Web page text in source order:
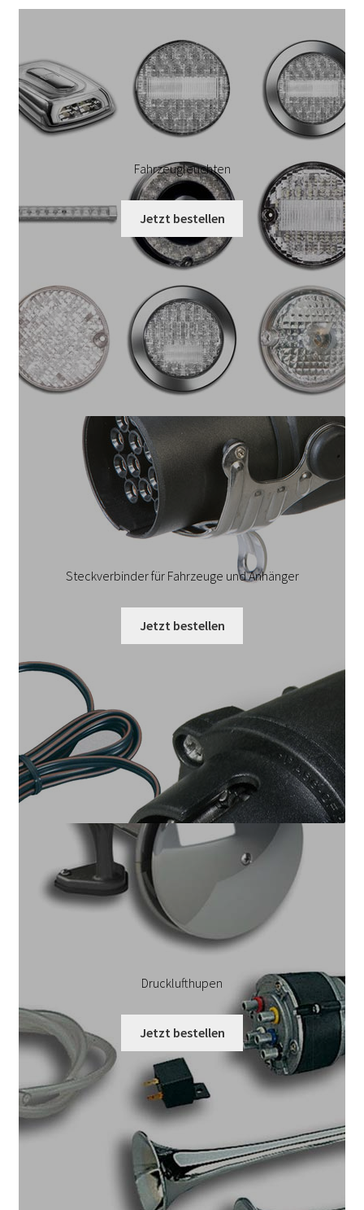
Fahrzeugleuchten
Jetzt bestellen
Steckverbinder für Fahrzeuge und Anhänger
Jetzt bestellen
Drucklufthupen
Jetzt bestellen